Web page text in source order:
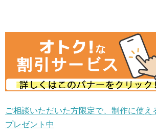
ご相談いただいた方限定で、制作に使え
プレゼント中